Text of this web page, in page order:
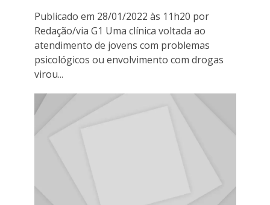
Publicado em 28/01/2022 às 11h20 por
Redação/via G1 Uma clínica voltada ao
atendimento de jovens com problemas
psicológicos ou envolvimento com drogas
virou...